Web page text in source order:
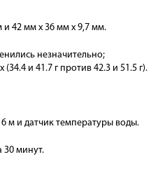
и 42 мм x 36 мм x 9,7 мм.
незначительно;
(34.4 и 41.7 г против 42.3 и 51.5 г).
м и датчик температуры воды.
30 минут.